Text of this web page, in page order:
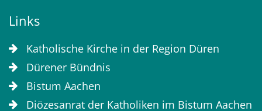
Links
Katholische Kirche in der Region Düren
Dürener Bündnis
Bistum Aachen
Diözesanrat der Katholiken im Bistum Aachen